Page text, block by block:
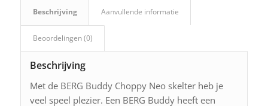
Beschrijving Aanvullende informatie
Beoordelingen (0)
Beschrijving
Met de BERG Buddy Choppy Neo skelter heb je
veel speel plezier. Een BERG Buddy heeft een